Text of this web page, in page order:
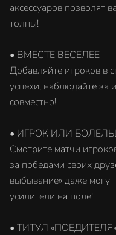
аксессуаров позволят
толпы!
• ВМЕСТЕ ВЕСЕЛЕЕ
Добавляйте игроков в
успехи, наблюдайте за
совместно!
• ИГРОК ИЛИ
Смотрите матчи
за победами своих
выбывание» даже
усилители на поле!
• ТИТУЛ